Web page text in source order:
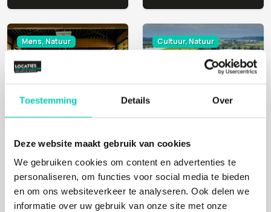
Toestemming Details Over
Deze website maakt gebruik van cookies
We gebruiken cookies om content en advertenties te
personaliseren, om functies voor social media te bieden
en om ons websiteverkeer te analyseren. Ook delen we
informatie over uw gebruik van onze site met onze
Mens, Natuur
EIGENTIJDSERF
Cultuur, Natuur
LEEFFABRIEK
Arnhem